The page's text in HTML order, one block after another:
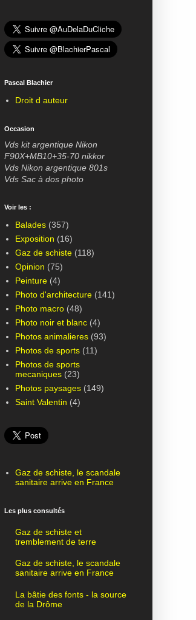
Pascal Blachier
Droit d auteur
Occasion
Vds kit argentique Nikon
F90X+MB10+35-70 nikkor
Vds Nikon argentique 801s
Vds Sac à dos photo
Voir les :
Balades (357)
Exposition (16)
Gaz de schiste (118)
Opinion (75)
Peinture (4)
Photo d'architecture (141)
Photo macro (48)
Photo noir et blanc (4)
Photos animalieres (93)
Photos de sports (11)
Photos de sports
mecaniques (23)
Photos paysages (149)
Saint Valentin (4)
Gaz de schiste, le scandale
sanitaire arrive en France
Les plus consultés
Gaz de schiste et
tremblement de terre
Gaz de schiste, le scandale
sanitaire arrive en France
La bâtie des fonts - la source
de la Drôme